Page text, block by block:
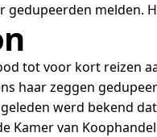
gedupeerden melden.
tot voor kort reizen
haar zeggen
werd bekend
Kamer van